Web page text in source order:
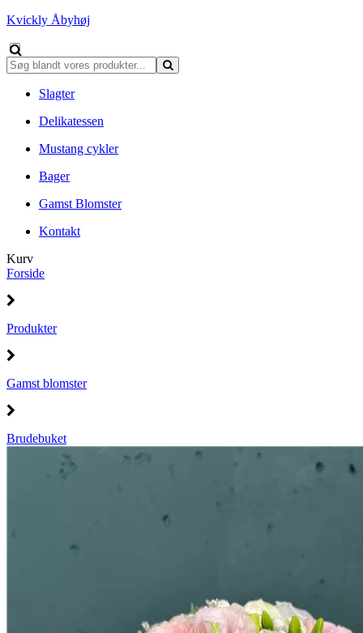
Kvickly Åbyhøj
Slagter
Delikatessen
Mustang cykler
Bager
Gamst Blomster
Kontakt
Kurv
Forside
Produkter
Gamst blomster
Brudebuket